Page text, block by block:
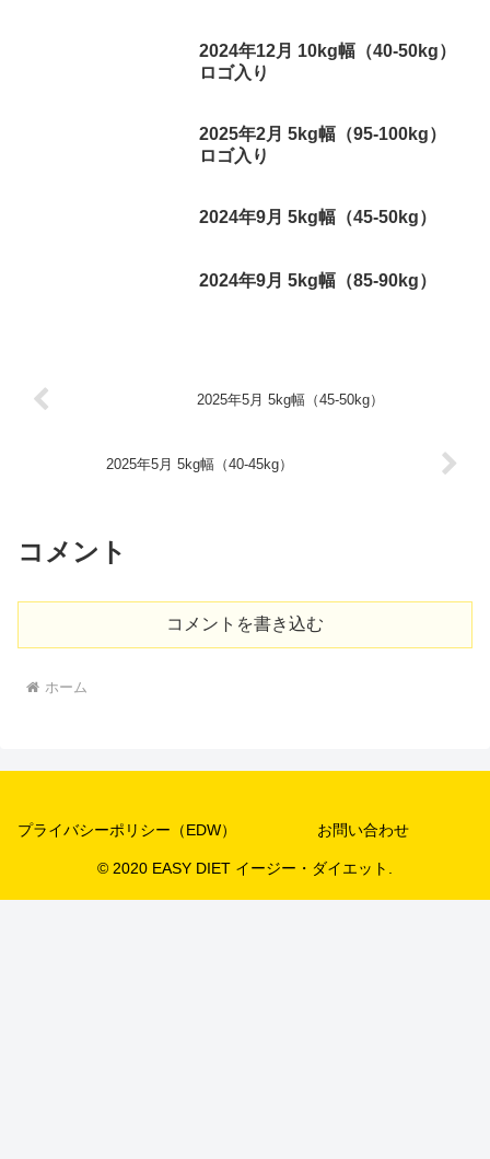
2024年12月 10kg幅（40-50kg）
ロゴ入り
2025年2月 5kg幅（95-100kg）
ロゴ入り
2024年9月 5kg幅（45-50kg）
2024年9月 5kg幅（85-90kg）
2025年5月 5kg幅（45-50kg）
2025年5月 5kg幅（40-45kg）
コメント
コメントを書き込む
ホーム
プライバシーポリシー（EDW） お問い合わせ
© 2020 EASY DIET イージー・ダイエット.